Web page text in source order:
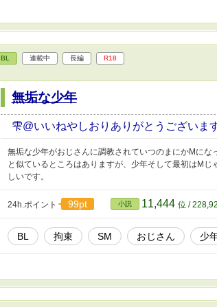
BL 連載中 長編 R18
無垢な少年
雫@いいねやしおりありがとうございま
無垢な少年がおじさんに調教されていつのまにかMに
と似ているところはありますが、少年そして最初はM
しいです。
24h.ポイント 99pt 小説 11,444 位 /
BL 拘束 SM おじさん 少